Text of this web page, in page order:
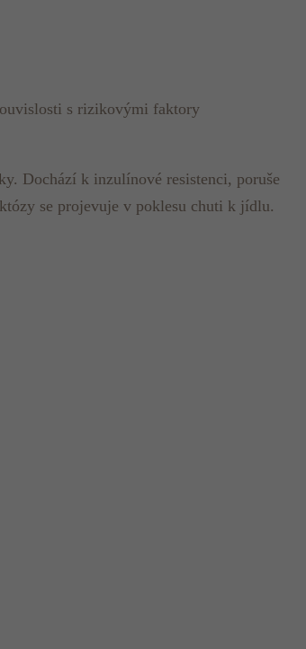
s rizikovými faktory
Dochází k inzulínové resistenci, poruše
se projevuje v poklesu chuti k jídlu.